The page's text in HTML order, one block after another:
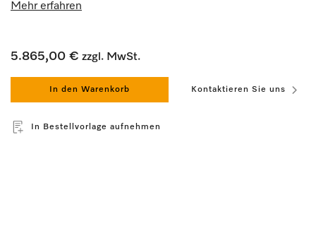
Mehr erfahren
5.865,00 € zzgl. MwSt.
In den Warenkorb Kontaktieren Sie uns
In Bestellvorlage aufnehmen